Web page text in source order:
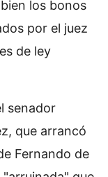
los bonos
por el juez
de ley
senador
que arrancó
Fernando de